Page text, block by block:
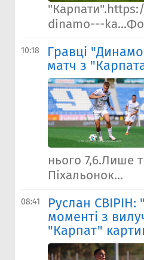
dinamo---
10:18
Гравці
матч з
нього 7,6.Лише
Піхальонок...
08:41
Руслан
моменті з
"Карпат"